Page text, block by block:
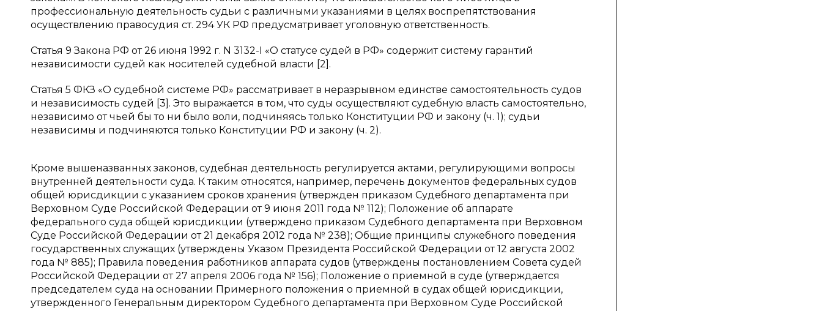
профессиональную деятельность судьи с различными указаниями в целях воспрепятствования
осуществлению правосудия ст. 294 УК РФ предусматривает уголовную ответственность.
Статья 9 Закона РФ от 26 июня 1992 г. N 3132-I «О статусе судей в РФ» содержит систему гарантий
независимости судей как носителей судебной власти [2].
Статья 5 ФКЗ «О судебной системе РФ» рассматривает в неразрывном единстве самостоятельность судов
и независимость судей [3]. Это выражается в том, что суды осуществляют судебную власть самостоятельно,
независимо от чьей бы то ни было воли, подчиняясь только Конституции РФ и закону (ч. 1); судьи
независимы и подчиняются только Конституции РФ и закону (ч. 2).
Кроме вышеназванных законов, судебная деятельность регулируется актами, регулирующими вопросы
внутренней деятельности суда. К таким относятся, например, перечень документов федеральных судов
общей юрисдикции с указанием сроков хранения (утвержден приказом Судебного департамента при
Верховном Суде Российской Федерации от 9 июня 2011 года № 112); Положение об аппарате
федерального суда общей юрисдикции (утверждено приказом Судебного департамента при Верховном
Суде Российской Федерации от 21 декабря 2012 года № 238); Общие принципы служебного поведения
государственных служащих (утверждены Указом Президента Российской Федерации от 12 августа 2002
года № 885); Правила поведения работников аппарата судов (утверждены постановлением Совета судей
Российской Федерации от 27 апреля 2006 года № 156); Положение о приемной в суде (утверждается
председателем суда на основании Примерного положения о приемной в судах общей юрисдикции,
утвержденного Генеральным директором Судебного департамента при Верховном Суде Российской